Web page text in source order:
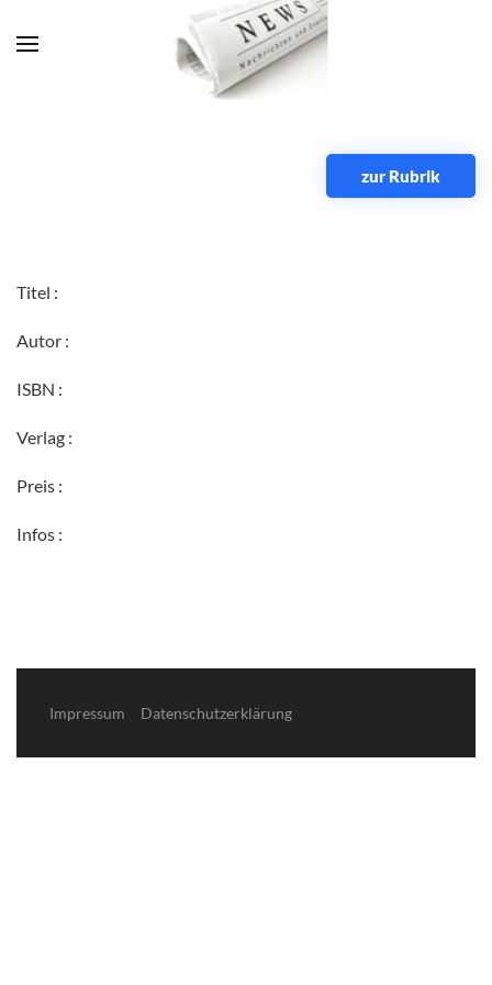
Zum Hauptinhalt springen
zur Rubrik
Titel :
Autor :
ISBN :
Verlag :
Preis :
Infos :
Impressum Datenschutzerklärung